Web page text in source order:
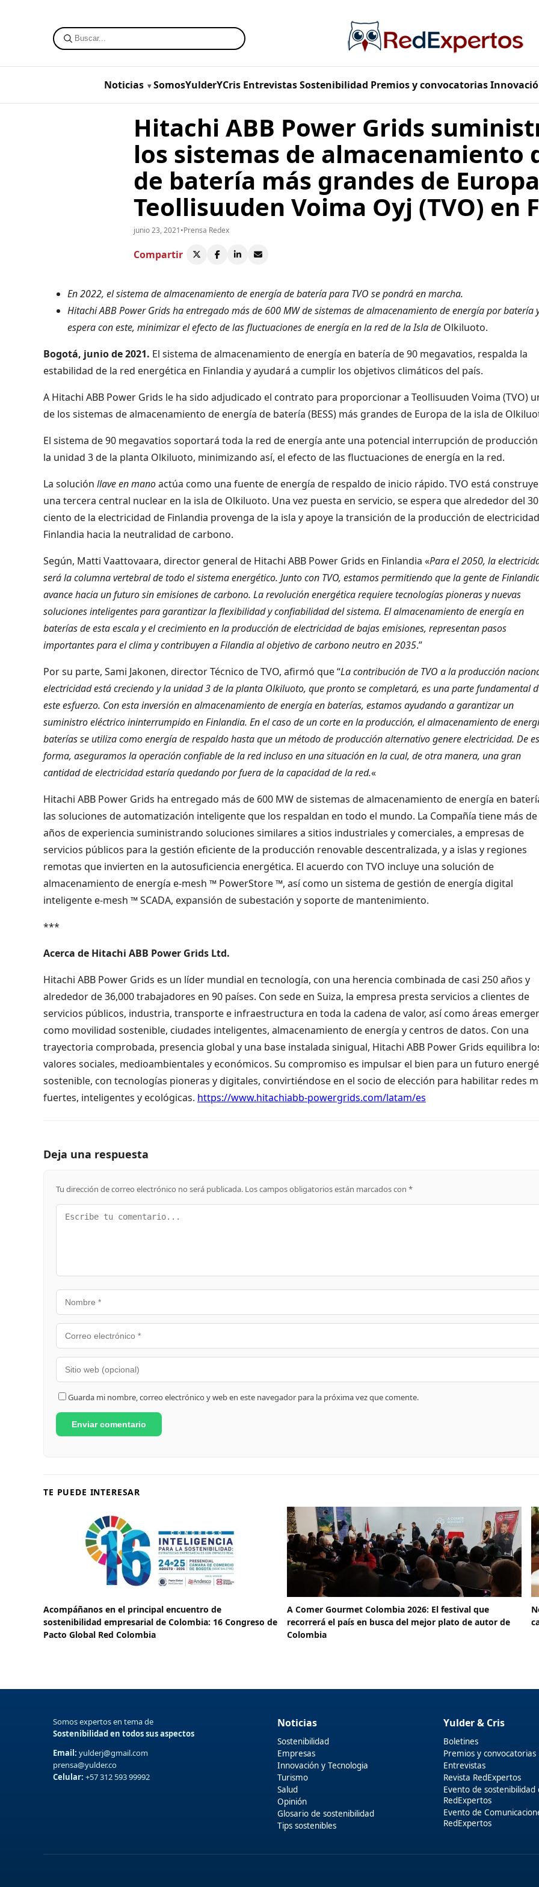
Noticias SomosYulderYCris Entrevistas Sostenibilidad Premios y convocatorias
Hitachi ABB Power Grids
los sistemas de almacenamiento
de batería más grandes de
Teollisuuden Voima Oyj (TVO) en
junio 23, 2021•Prensa Redex
Compartir
En 2022, el sistema de almacenamiento de energía de batería para TVO se pondrá en marcha.
Hitachi ABB Power Grids ha entregado más de 600 MW de sistemas de almacenamiento de energía por batería
espera con este, minimizar el efecto de las fluctuaciones de energía en la red de la Isla de Olkiluoto.
Bogotá, junio de 2021. El sistema de almacenamiento de energía en batería de 90 megavatios, respalda la
estabilidad de la red energética en Finlandia y ayudará a cumplir los objetivos climáticos del país.
A Hitachi ABB Power Grids le ha sido adjudicado el contrato para proporcionar a Teollisuuden Voima (TVO)
de los sistemas de almacenamiento de energía de batería (BESS) más grandes de Europa de la isla de
El sistema de 90 megavatios soportará toda la red de energía ante una potencial interrupción de
la unidad 3 de la planta Olkiluoto, minimizando así, el efecto de las fluctuaciones de energía en la red.
La solución llave en manoactúa como una fuente de energía de respaldo de inicio rápido. TVO está
una tercera central nuclear en la isla de Olkiluoto. Una vez puesta en servicio, se espera que alrededor del
ciento de la electricidad de Finlandia provenga de la isla y apoye la transición de la producción de
Finlandia hacia la neutralidad de carbono.
Según, Matti Vaattovaara, director general de Hitachi ABB Power Grids en Finlandia «Para el 2050, la
será la columna vertebral de todo el sistema energético. Junto con TVO, estamos permitiendo que la gente de
avance hacia un futuro sin emisiones de carbono. La revolución energética requiere tecnologías pioneras y nuevas
soluciones inteligentes para garantizar la flexibilidad y confiabilidad del sistema. El almacenamiento de energía en
baterías de esta escala y el crecimiento en la producción de electricidad de bajas emisiones, representan pasos
importantes para el clima y contribuyen a Filandia al objetivo de carbono neutro en 2035.”
Por su parte, Sami Jakonen, director Técnico de TVO, afirmó que “La contribución de TVO a la producción
electricidad está creciendo y la unidad 3 de la planta Olkiluoto, que pronto se completará, es una parte fundamental
este esfuerzo. Con esta inversión en almacenamiento de energía en baterías, estamos ayudando a garantizar un
suministro eléctrico ininterrumpido en Finlandia. En el caso de un corte en la producción, el almacenamiento de
baterías se utiliza como energía de respaldo hasta que un método de producción alternativo genere electricidad. De
forma, aseguramos la operación confiable de la red incluso en una situación en la cual, de otra manera, una gran
cantidad de electricidad estaría quedando por fuera de la capacidad de la red.«
Hitachi ABB Power Grids ha entregado más de 600 MW de sistemas de almacenamiento de energía en
las soluciones de automatización inteligente que los respaldan en todo el mundo. La Compañía tiene más de
años de experiencia suministrando soluciones similares a sitios industriales y comerciales, a empresas de
servicios públicos para la gestión eficiente de la producción renovable descentralizada, y a islas y regiones
remotas que invierten en la autosuficiencia energética. El acuerdo con TVO incluye una solución de
almacenamiento de energía e-mesh ™ PowerStore ™, así como un sistema de gestión de energía digital
inteligente e-mesh ™ SCADA, expansión de subestación y soporte de mantenimiento.
***
Acerca de Hitachi ABB Power Grids Ltd.
Hitachi ABB Power Grids es un líder mundial en tecnología, con una herencia combinada de casi 250 años y
alrededor de 36,000 trabajadores en 90 países. Con sede en Suiza, la empresa presta servicios a clientes de
servicios públicos, industria, transporte e infraestructura en toda la cadena de valor, así como áreas
como movilidad sostenible, ciudades inteligentes, almacenamiento de energía y centros de datos. Con una
trayectoria comprobada, presencia global y una base instalada sinigual, Hitachi ABB Power Grids equilibra
valores sociales, medioambientales y económicos. Su compromiso es impulsar el bien para un futuro
sostenible, con tecnologías pioneras y digitales, convirtiéndose en el socio de elección para habilitar redes
fuertes, inteligentes y ecológicas. https://www.hitachiabb-powergrids.com/latam/es
Deja una respuesta
Tu dirección de correo electrónico no será publicada. Los campos obligatorios están marcados con *
Guarda mi nombre, correo electrónico y web en este navegador para la próxima vez que comente.
TE PUEDE INTERESAR
Acompáñanos en el principal encuentro de
sostenibilidad empresarial de Colombia: 16 Congreso de
Pacto Global Red Colombia
A Comer Gourmet Colombia 2026: El festival que
recorrerá el país en busca del mejor plato de autor de
Colombia
Somos expertos en tema de
Sostenibilidad en todos sus aspectos
Email: yulderj@gmail.com
prensa@yulder.co
Celular: +57 312 593 99992
Noticias
Sostenibilidad
Empresas
Innovación y Tecnologia
Turismo
Salud
Opinión
Glosario de sostenibilidad
Tips sostenibles
Yulder & Cris
Boletines
Premios y convocatorias
Entrevistas
Revista RedExpertos
Evento de sostenibilidad
RedExpertos
Evento de
RedExpertos